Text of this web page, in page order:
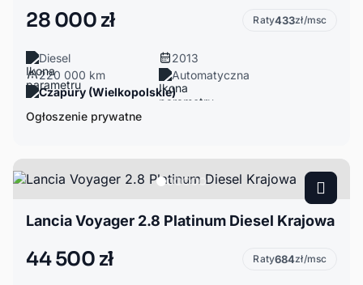
28 000 zł Raty433zł/msc
Diesel
2013
220 000 km
Automatyczna
Czapury (Wielkopolskie)
Ogłoszenie prywatne
Lancia Voyager 2.8 Platinum Diesel Krajowa
44 500 zł Raty684zł/msc